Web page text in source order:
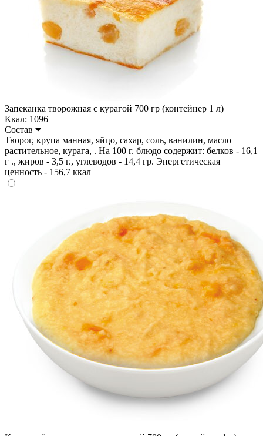
Запеканка творожная с курагой 700 гр (контейнер 1 л)
Ккал: 1096
Состав
Творог, крупа манная, яйцо, сахар, соль, ванилин, масло
растительное, курага, . На 100 г. блюдо содержит: белков - 16,1
г ., жиров - 3,5 г., углеводов - 14,4 гр. Энергетическая
ценность - 156,7 ккал